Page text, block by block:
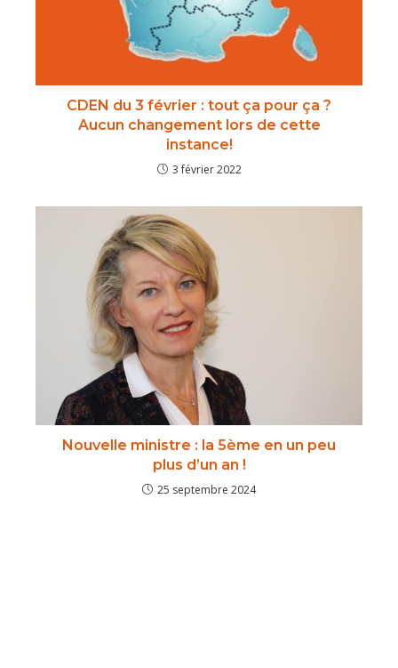
CDEN du 3 février : tout ça pour ça ?
Aucun changement lors de cette
instance!
3 février 2022
Nouvelle ministre : la 5ème en un peu
plus d’un an !
25 septembre 2024